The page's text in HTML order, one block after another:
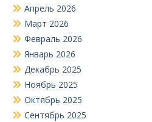
Апрель 2026
Март 2026
Февраль 2026
Январь 2026
Декабрь 2025
Ноябрь 2025
Октябрь 2025
Сентябрь 2025